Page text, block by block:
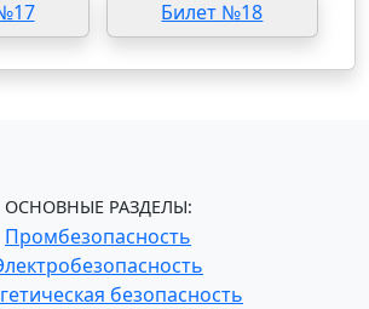
Билет №18
ОСНОВНЫЕ РАЗДЕЛЫ:
Промбезопасность
безопасность